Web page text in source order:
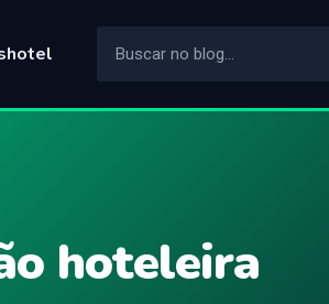
hoteleira